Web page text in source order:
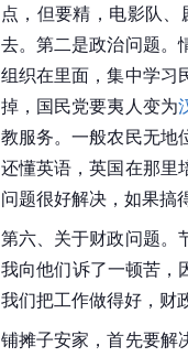
点，但要精，电影队
去。第二是政治问题。
组织在里面，集中学习
掉，国民党要夷人变为
教服务。一般农民无地
还懂英语 ，英国在那里
问题很好解决，如果搞
第六、关于财政问题。
我向他们诉了一顿苦，
我们把工作做得好，财
铺摊子安家，首先要解